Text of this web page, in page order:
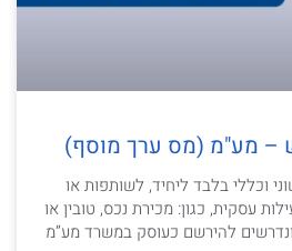
– מע"מ (מס ערך מוסף)
וכללי בלבד ליחיד, לשותפות או
עסקית, כגון: מכירת נכס, טובין או
להירשם כעוסק במשרד מע”מ